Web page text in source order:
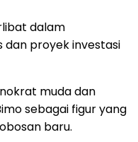
dalam
dan proyek investasi
muda dan
sebagai figur yang
baru.